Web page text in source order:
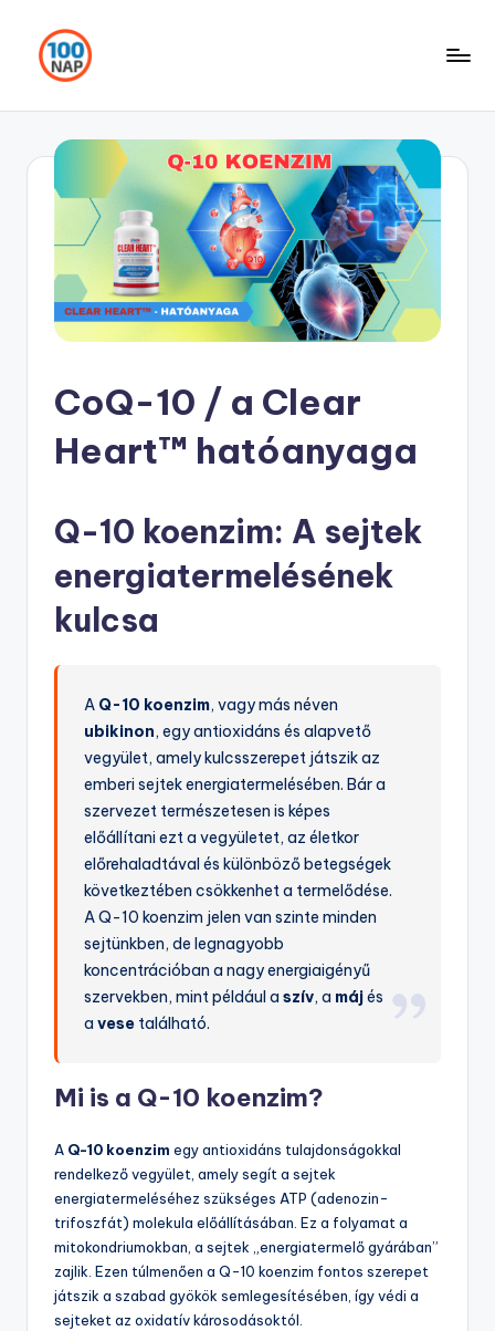
CoQ-10 / a Clear
Heart™ hatóanyaga
Q-10 koenzim: A sejtek
energiatermelésének
kulcsa
A Q-10 koenzim, vagy más néven
ubikinon, egy antioxidáns és alapvető
vegyület, amely kulcsszerepet játszik az
emberi sejtek energiatermelésében. Bár a
szervezet természetesen is képes
előállítani ezt a vegyületet, az életkor
előrehaladtával és különböző betegségek
következtében csökkenhet a termelődése.
A Q-10 koenzim jelen van szinte minden
sejtünkben, de legnagyobb
koncentrációban a nagy energiaigényű
szervekben, mint például aszív, a májés
avese található.
Mi is a Q-10 koenzim?
A Q-10 koenzim egy antioxidáns tulajdonságokkal
rendelkező vegyület, amely segít a sejtek
energiatermeléséhez szükséges ATP (adenozin-
trifoszfát) molekula előállításában. Ez a folyamat a
mitokondriumokban, a sejtek „energiatermelő gyárában”
zajlik. Ezen túlmenően a Q-10 koenzim fontos szerepet
játszik a szabad gyökök semlegesítésében, így védi a
sejteket az oxidatív károsodásoktól.